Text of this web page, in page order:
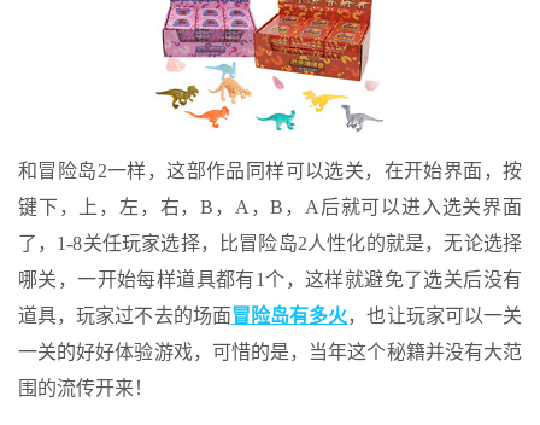
和冒险岛2一样，这部作品同样可以选关，在开始界面，按
键下，上，左，右，B，A，B，A后就可以进入选关界面
了，1-8关任玩家选择，比冒险岛2人性化的就是，无论选择
哪关，一开始每样道具都有1个，这样就避免了选关后没有
道具，玩家过不去的场面冒险岛有多火，也让玩家可以一关
一关的好好体验游戏，可惜的是，当年这个秘籍并没有大范
围的流传开来！